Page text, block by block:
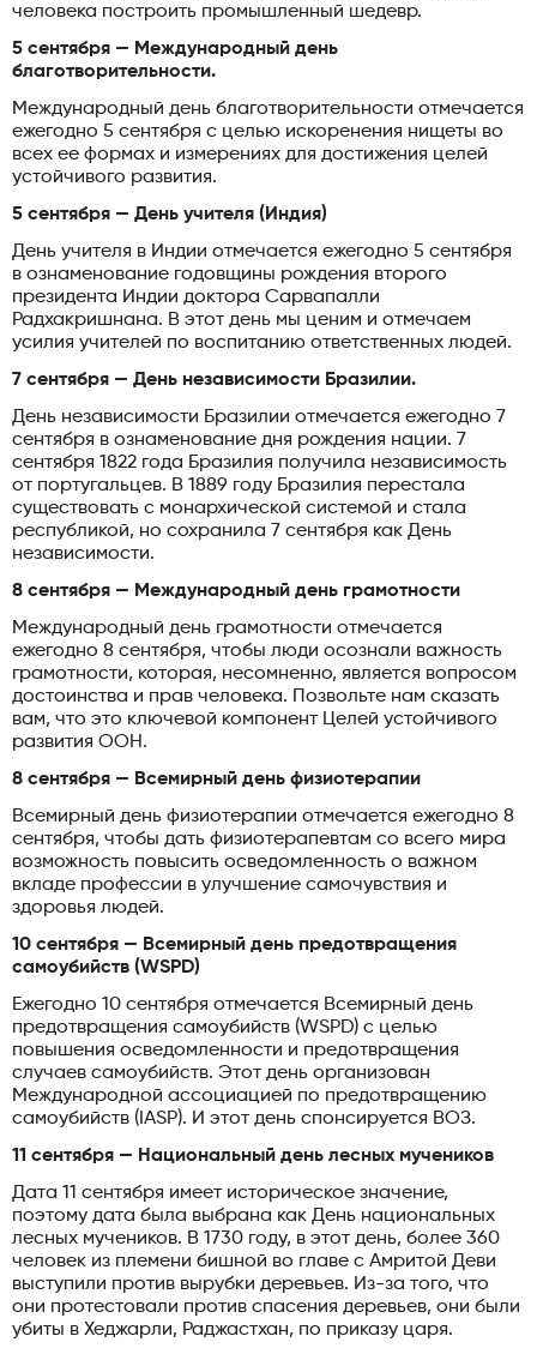
человека построить промышленный шедевр.
5 сентября — Международный день
благотворительности.
Международный день благотворительности отмечается
ежегодно 5 сентября с целью искоренения нищеты во
всех ее формах и измерениях для достижения целей
устойчивого развития.
5 сентября — День учителя (Индия)
День учителя в Индии отмечается ежегодно 5 сентября
в ознаменование годовщины рождения второго
президента Индии доктора Сарвапалли
Радхакришнана. В этот день мы ценим и отмечаем
усилия учителей по воспитанию ответственных людей.
7 сентября — День независимости Бразилии.
День независимости Бразилии отмечается ежегодно 7
сентября в ознаменование дня рождения нации. 7
сентября 1822 года Бразилия получила независимость
от португальцев. В 1889 году Бразилия перестала
существовать с монархической системой и стала
республикой, но сохранила 7 сентября как День
независимости.
8 сентября — Международный день грамотности
Международный день грамотности отмечается
ежегодно 8 сентября, чтобы люди осознали важность
грамотности, которая, несомненно, является вопросом
достоинства и прав человека. Позвольте нам сказать
вам, что это ключевой компонент Целей устойчивого
развития ООН.
8 сентября — Всемирный день физиотерапии
Всемирный день физиотерапии отмечается ежегодно 8
сентября, чтобы дать физиотерапевтам со всего мира
возможность повысить осведомленность о важном
вкладе профессии в улучшение самочувствия и
здоровья людей.
10 сентября — Всемирный день предотвращения
самоубийств (WSPD)
Ежегодно 10 сентября отмечается Всемирный день
предотвращения самоубийств (WSPD) с целью
повышения осведомленности и предотвращения
случаев самоубийств. Этот день организован
Международной ассоциацией по предотвращению
самоубийств (IASP). И этот день спонсируется ВОЗ.
11 сентября — Национальный день лесных мучеников
Дата 11 сентября имеет историческое значение,
поэтому дата была выбрана как День национальных
лесных мучеников. В 1730 году, в этот день, более 360
человек из племени бишной во главе с Амритой Деви
выступили против вырубки деревьев. Из-за того, что
они протестовали против спасения деревьев, они были
убиты в Хеджарли, Раджастхан, по приказу царя.